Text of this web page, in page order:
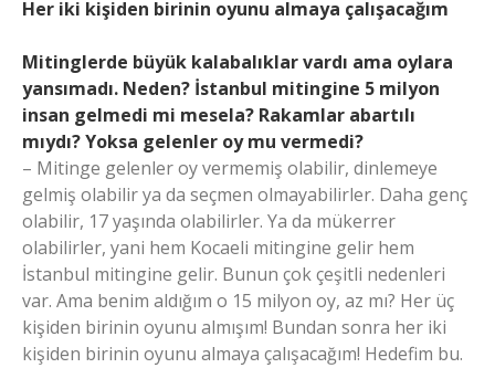
Her iki kişiden birinin oyunu almaya çalışacağım
Mitinglerde büyük kalabalıklar vardı ama oylara
yansımadı. Neden? İstanbul mitingine 5 milyon
insan gelmedi mi mesela? Rakamlar abartılı
mıydı? Yoksa gelenler oy mu vermedi?
– Mitinge gelenler oy vermemiş olabilir, dinlemeye
gelmiş olabilir ya da seçmen olmayabilirler. Daha genç
olabilir, 17 yaşında olabilirler. Ya da mükerrer
olabilirler, yani hem Kocaeli mitingine gelir hem
İstanbul mitingine gelir. Bunun çok çeşitli nedenleri
var. Ama benim aldığım o 15 milyon oy, az mı? Her üç
kişiden birinin oyunu almışım! Bundan sonra her iki
kişiden birinin oyunu almaya çalışacağım! Hedefim bu.